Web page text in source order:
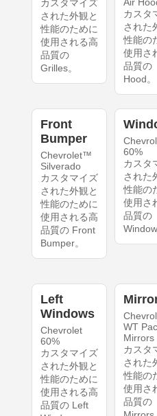
カスタマイズ
された外観と
性能のために
使用される高
品質の
Grilles。
カスタ
された
性能の
使用さ
品質の
Hood。
Front
Bumper
Chevrolet™
Silverado
カスタマイズ
された外観と
性能のために
使用される高
品質の Front
Bumper。
60%
カスタ
された
性能の
使用さ
品質の
Left
Windows
Chevrolet
60%
カスタマイズ
された外観と
性能のために
使用される高
品質の Left
WT
Mirrors
カスタ
された
性能の
使用さ
品質の